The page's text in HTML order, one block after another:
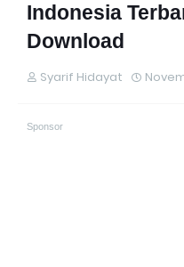
Indonesia
Download
Syarif Hidayat
Sponsor